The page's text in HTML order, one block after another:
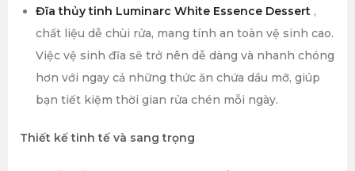
Đĩa thủy tinh Luminarc White Essence Dessert ,
chất liệu dễ chùi rửa, mang tính an toàn vệ sinh cao.
Việc vệ sinh đĩa sẽ trở nên dễ dàng và nhanh chóng
hơn với ngay cả những thức ăn chứa dầu mỡ, giúp
bạn tiết kiệm thời gian rửa chén mỗi ngày.
Thiết kế tinh tế và sang trọng